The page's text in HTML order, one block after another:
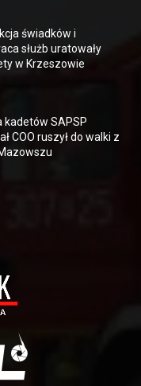
świadków i
służb uratowały
w Krzeszowie
kadetów SAPSP
COO ruszył do walki z